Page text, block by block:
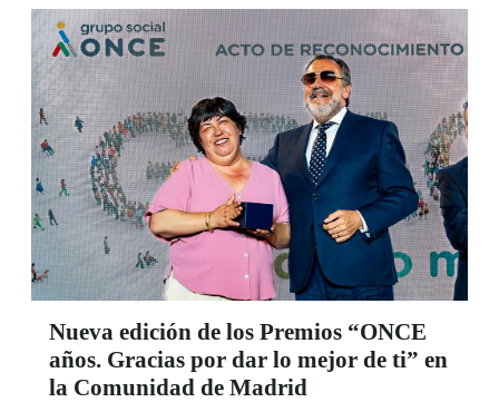
Nueva edición de los Premios “ONCE
años. Gracias por dar lo mejor de ti” en
la Comunidad de Madrid